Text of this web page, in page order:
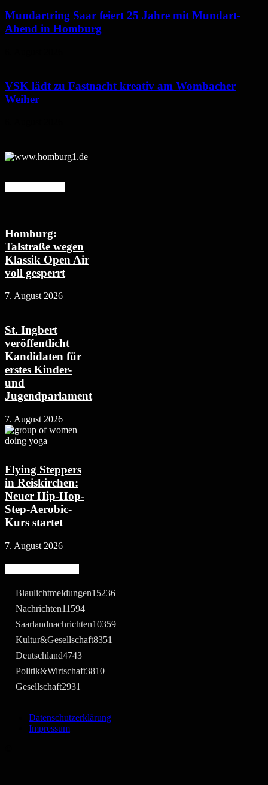
Mundartring Saar feiert 25 Jahre mit Mundart-
Abend in Homburg
VSK lädt zu Fastnacht kreativ am Wombacher
Weiher
Homburg:
Talstraße wegen
Klassik Open Air
voll gesperrt
7. August 2026
St. Ingbert
veröffentlicht
Kandidaten für
erstes Kinder-
und
Jugendparlament
7. August 2026
Flying Steppers
in Reiskirchen:
Neuer Hip-Hop-
Step-Aerobic-
Kurs startet
7. August 2026
Blaulichtmeldungen15236
Nachrichten11594
Saarlandnachrichten10359
Kultur&Gesellschaft8351
Deutschland4743
Politik&Wirtschaft3810
Gesellschaft2931
Datenschutzerklärung
Impressum